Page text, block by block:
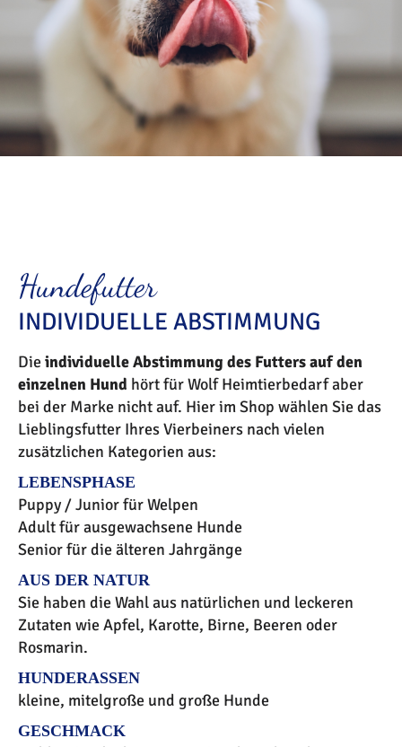
Hundefutter
INDIVIDUELLE ABSTIMMUNG
Die individuelle Abstimmung des Futters auf den
einzelnen Hund hört für Wolf Heimtierbedarf aber
bei der Marke nicht auf. Hier im Shop wählen Sie das
Lieblingsfutter Ihres Vierbeiners nach vielen
zusätzlichen Kategorien aus:
LEBENSPHASE
Puppy / Junior für Welpen
Adult für ausgewachsene Hunde
Senior für die älteren Jahrgänge
AUS DER NATUR
Sie haben die Wahl aus natürlichen und leckeren
Zutaten wie Apfel, Karotte, Birne, Beeren oder
Rosmarin.
HUNDERASSEN
kleine, mitelgroße und große Hunde
GESCHMACK